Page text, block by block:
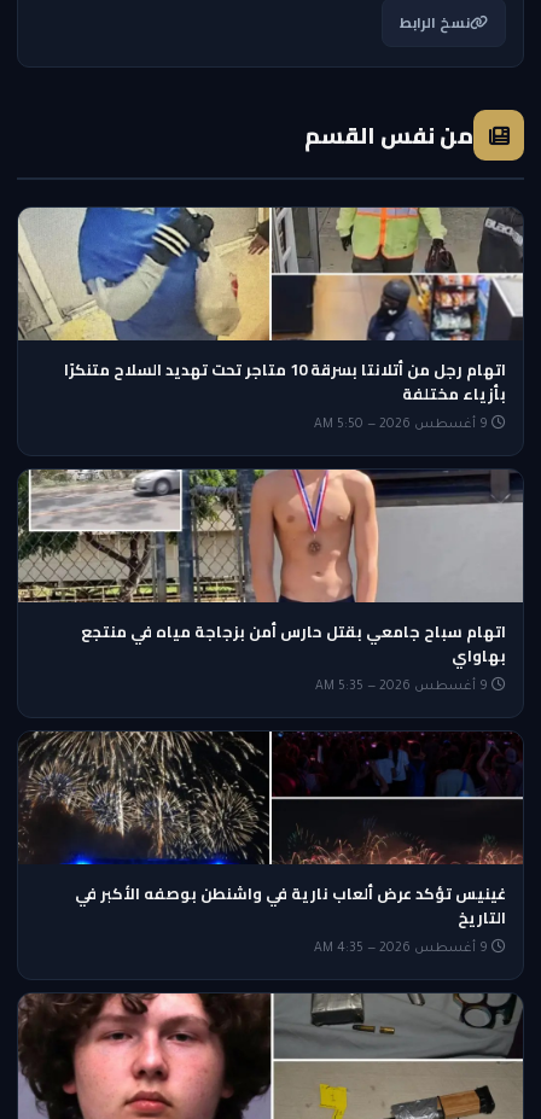
نسخ الرابط
من نفس القسم
اتهام رجل من أتلانتا بسرقة 10 متاجر تحت تهديد السلاح متنكرًا
بأزياء مختلفة
اتهام سباح جامعي بقتل حارس أمن بزجاجة مياه في منتجع
بهاواي
غينيس تؤكد عرض ألعاب نارية في واشنطن بوصفه الأكبر في
التاريخ